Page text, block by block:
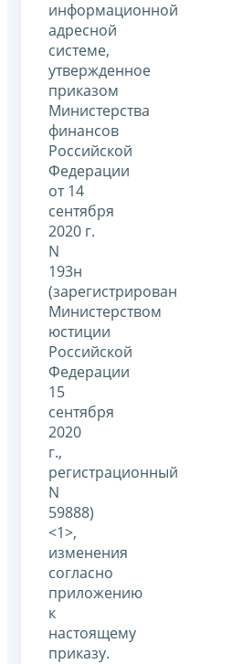
информационной
адресной
системе,
утвержденное
приказом
Министерства
финансов
Российской
Федерации
от 14
сентября
2020 г.
N
193н
(зарегистрирован
Министерством
юстиции
Российской
Федерации
15
сентября
2020
г.,
регистрационный
N
59888)
<1>,
изменения
согласно
приложению
к
настоящему
приказу.